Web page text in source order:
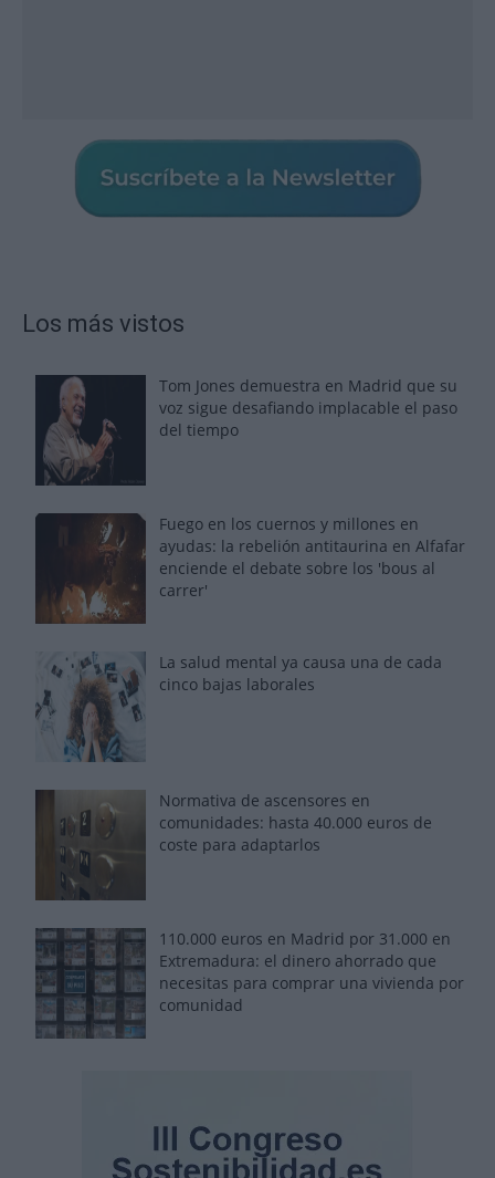
Los más vistos
Tom Jones demuestra en Madrid que su
voz sigue desafiando implacable el paso
del tiempo
Fuego en los cuernos y millones en
ayudas: la rebelión antitaurina en Alfafar
enciende el debate sobre los 'bous al
carrer'
La salud mental ya causa una de cada
cinco bajas laborales
Normativa de ascensores en
comunidades: hasta 40.000 euros de
coste para adaptarlos
110.000 euros en Madrid por 31.000 en
Extremadura: el dinero ahorrado que
necesitas para comprar una vivienda por
comunidad